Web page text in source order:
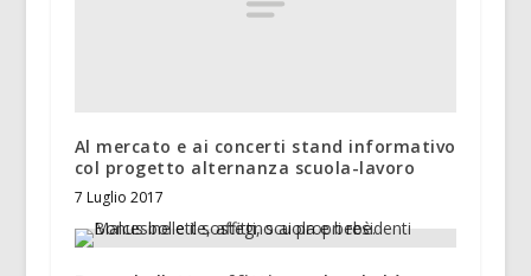
Al mercato e ai concerti stand informativo
col progetto alternanza scuola-lavoro
7 Luglio 2017